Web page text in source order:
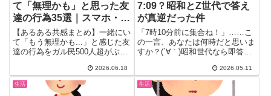
て「無理かも」と思った友
達の行為35選｜スマホ・ク
チャラー・空気読めない行
動
【あるある共感まとめ】一緒にい
て「もう無理かも...」と感じた友
達の行為をガル民500人超がぶっ
チャラー・急に彼氏を呼ぶ・タク
シーのお釣りをかすめる…30〜
50代女性が思わず頷く体験談35
2026.06.18
7:09？昭和とZ世代で答え
が真逆だった件
「7時10分前に集合ね！」……こ
の一言、あなたは何時だと思いま
すか？(´∀｀)昭和世代なら即答で
2026.05.11
生活 生活